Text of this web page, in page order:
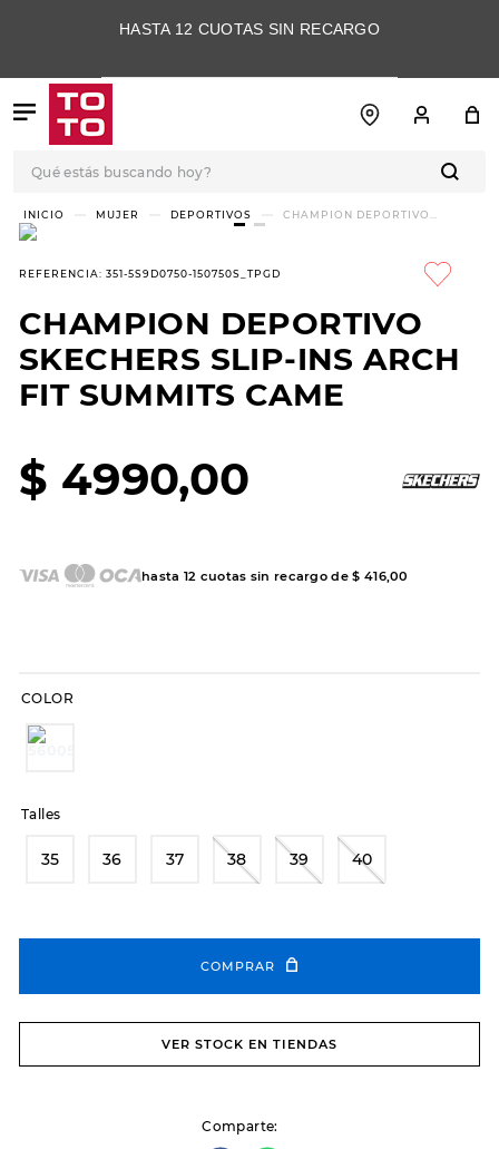
HASTA 12 CUOTAS SIN RECARGO
MUJER DEPORTIVOS
CHAMPION DEPORTIVO
REFERENCIA: 351-5S9D0750-150750S_TPGD
CHAMPION DEPORTIVO
SKECHERS SLIP-INS ARCH
FIT SUMMITS CAME
$ 4990,00
hasta 12 cuotas sin recargo de$ 416,00
COLOR
Talles
35 36 37 38 39 40
COMPRAR
VER STOCK EN TIENDAS
Comparte
TÉRMINOS MÁS
BUSCADOS
1.
3.
skechers slip-ins
4.
championes
9.
slip-ins